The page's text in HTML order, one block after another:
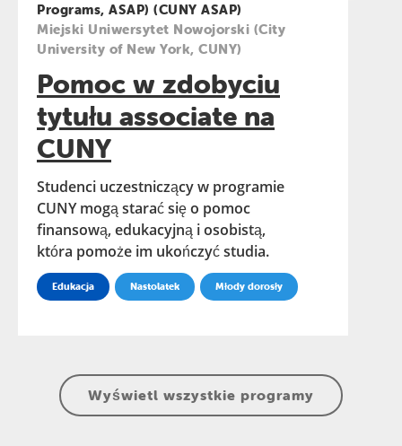
Programs, ASAP) (CUNY ASAP)
Miejski Uniwersytet Nowojorski (City
University of New York, CUNY)
Pomoc w zdobyciu
tytułu associate na
CUNY
Studenci uczestniczący w programie
CUNY mogą starać się o pomoc
finansową, edukacyjną i osobistą,
która pomoże im ukończyć studia.
Edukacja Nastolatek Młody dorosły
Wyświetl wszystkie programy